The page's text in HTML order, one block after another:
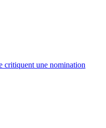
critiquent une nomination